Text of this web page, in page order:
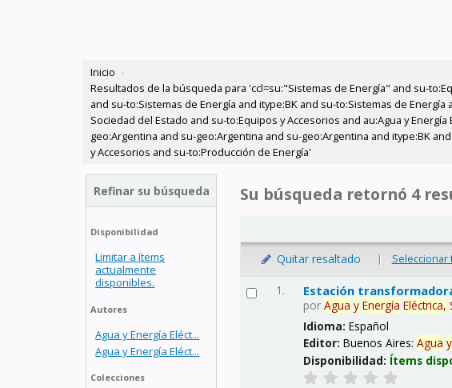
Inicio ›
Resultados de la búsqueda para 'ccl=su:"Sistemas de Energía" and su-
and su-to:Sistemas de Energía and itype:BK and su-to:Sistemas de
Sociedad del Estado and su-to:Equipos y Accesorios and au:Agua y
geo:Argentina and su-geo:Argentina and su-geo:Argentina and itype:BK
y Accesorios and su-to:Producción de Energía'
Refinar su búsqueda
Disponibilidad
Limitar a ítems
actualmente
disponibles.
Autores
Agua y Energía Eléct...
Agua y Energía Eléct...
Colecciones
Su búsqueda retornó 4
Quitar resaltado | Seleccionar
1. Estación
porAgua y Energía Eléctrica,
Idioma:Español
Editor:Buenos Aires:Agua y
Disponibilidad: Ítems